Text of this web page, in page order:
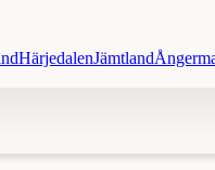
HärjedalenJämtland